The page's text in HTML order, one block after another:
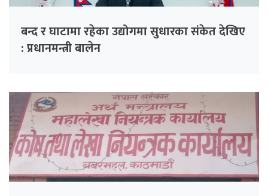
बन्द र घाटामा रहेका उद्योगमा सुधारका संकेत देखिए
: प्रधानमन्त्री बालेन